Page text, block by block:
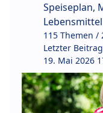
Speiseplan,
115 Themen /
Letzter
19. Mai 2026